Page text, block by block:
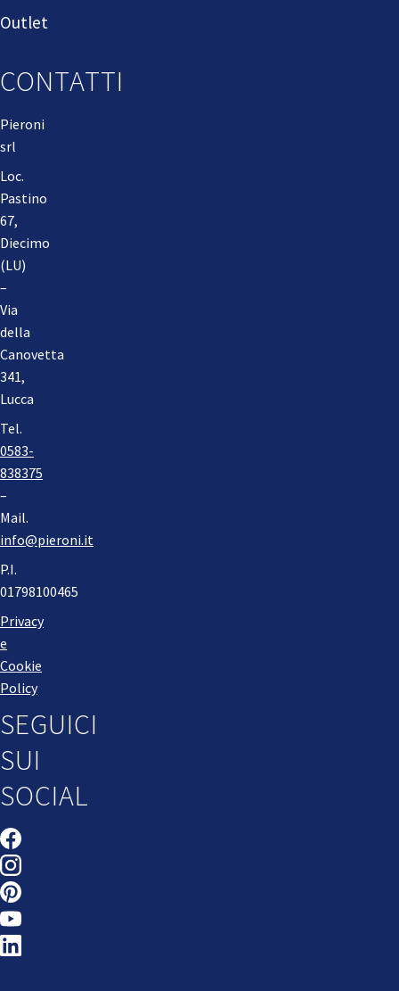
Outlet
CONTATTI
Pieroni
srl
Loc.
Pastino
67,
Diecimo
(LU)
–
Via
della
Canovetta
341,
Lucca
Tel.
0583-
838375
–
Mail.
info@pieroni.it
P.I.
01798100465
Privacy
e
Cookie
Policy
SEGUICI
SUI
SOCIAL